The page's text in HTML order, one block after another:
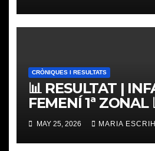
CRÒNIQUES I RESULTATS
📊 RESULTAT |
FEMENÍ 1ª ZONAL
MAY 25, 2026 MARIA